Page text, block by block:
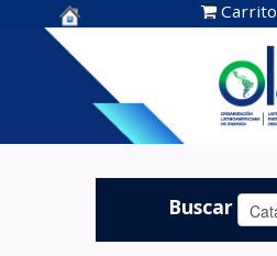
Centro de
Documentación
OLADE -
Carrito
Buscar